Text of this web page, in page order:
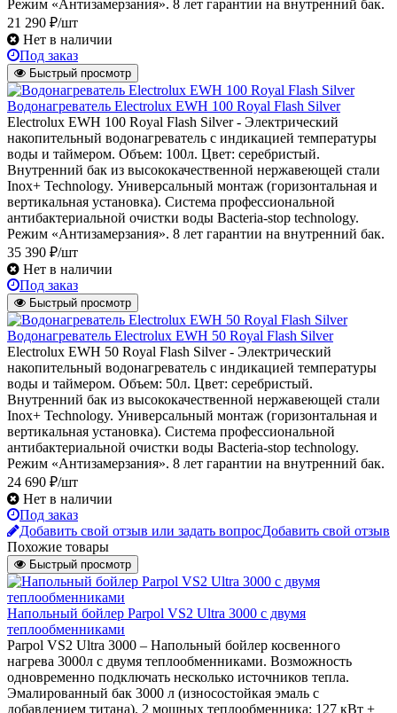
Режим «Антизамерзания». 8 лет гарантии на внутренний бак.
21 290 ₽/шт
Нет в наличии
Под заказ
Быстрый просмотр
Водонагреватель Electrolux EWH 100 Royal Flash Silver
Electrolux EWH 100 Royal Flash Silver - Электрический
накопительный водонагреватель с индикацией температуры
воды и таймером. Объем: 100л. Цвет: серебристый.
Внутренний бак из высококачественной нержавеющей стали
Inox+ Technology. Универсальный монтаж (горизонтальная и
вертикальная установка). Система профессиональной
антибактериальной очистки воды Bacteria-stop technology.
Режим «Антизамерзания». 8 лет гарантии на внутренний бак.
35 390 ₽/шт
Нет в наличии
Под заказ
Быстрый просмотр
Водонагреватель Electrolux EWH 50 Royal Flash Silver
Electrolux EWH 50 Royal Flash Silver - Электрический
накопительный водонагреватель с индикацией температуры
воды и таймером. Объем: 50л. Цвет: серебристый.
Внутренний бак из высококачественной нержавеющей стали
Inox+ Technology. Универсальный монтаж (горизонтальная и
вертикальная установка). Система профессиональной
антибактериальной очистки воды Bacteria-stop technology.
Режим «Антизамерзания». 8 лет гарантии на внутренний бак.
24 690 ₽/шт
Нет в наличии
Под заказ
Добавить свой отзыв или задать вопросДобавить свой отзыв
Похожие товары
Быстрый просмотр
Напольный бойлер Parpol VS2 Ultra 3000 с двумя
теплообменниками
Parpol VS2 Ultra 3000 – Напольный бойлер косвенного
нагрева 3000л с двумя теплообменниками. Возможность
одновременно подключать несколько источников тепла.
Эмалированный бак 3000 л (износостойкая эмаль с
добавлением титана). 2 мощных теплообменника: 127 кВт +